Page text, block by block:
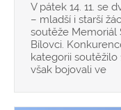
V pátek 14. 11. se
– mladší i starší
soutěže Memoriál
Bílovci.
kategorii soutěžilo
však bojovali ve